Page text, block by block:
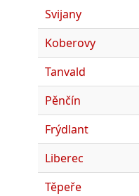
Svijany
Koberovy
Tanvald
Pěnčín
Frýdlant
Liberec
Těpeře